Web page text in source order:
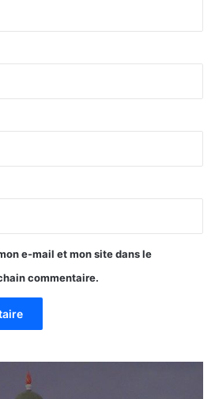
e-mail et mon site dans le
commentaire.